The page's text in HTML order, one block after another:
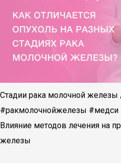
Стадии рака молочной
#ракмолочнойжелезы #медси
Влияние методов лечения на
железы